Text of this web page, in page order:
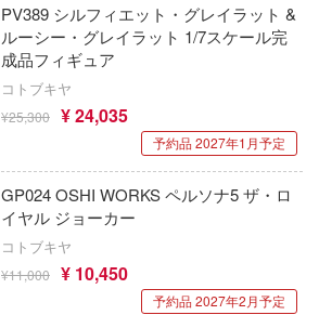
PV389 シルフィエット・グレイラット &
ルーシー・グレイラット 1/7スケール完
成品フィギュア
コトブキヤ
¥25,300 ¥ 24,035
予約品 2027年1月予定
GP024 OSHI WORKS ペルソナ5 ザ・ロ
イヤル ジョーカー
コトブキヤ
¥11,000 ¥ 10,450
予約品 2027年2月予定
銀河英雄伝説
銀河漂流バイファム
銀河特急 ミルキー☆サブウェイ
キューティーハニー
鬼滅の刃
境界戦機
GUILTY GEARシリーズ
アルビオンアロイズ(ビーバーコーポレー
RPGモデル(ハセガワ)
インフィニモデル(ピットロード)
INART(ユニオンクリエイティブ)
ITALERI(プラッツ)
インフィニティスタチュー
インテリジェントシステムズ(グッドスマ